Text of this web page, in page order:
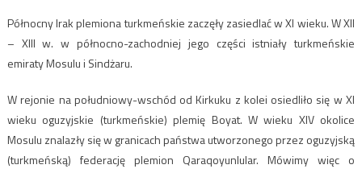
Północny Irak plemiona turkmeńskie zaczęły zasiedlać w XI wieku. W XII
– XIII w. w północno-zachodniej jego części istniały turkmeńskie
emiraty Mosulu i Sindżaru.
W rejonie na południowy-wschód od Kirkuku z kolei osiedliło się w XI
wieku oguzyjskie (turkmeńskie) plemię Boyat. W wieku XIV okolice
Mosulu znalazły się w granicach państwa utworzonego przez oguzyjską
(turkmeńską) federację plemion Qaraqoyunlular. Mówimy więc o